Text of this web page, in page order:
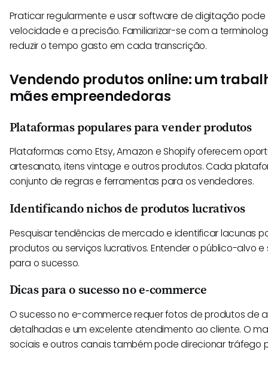
Praticar regularmente e usar software de digitação
velocidade e a precisão. Familiarizar-se com a
reduzir o tempo gasto em cada transcrição.
Vendendo produtos online: um
mães empreendedoras
Plataformas populares para vender produtos
Plataformas como Etsy, Amazon e Shopify oferecem
artesanato, itens vintage e outros produtos. Cada
conjunto de regras e ferramentas para os vendedores.
Identificando nichos de produtos lucrativos
Pesquisar tendências de mercado e identificar lacunas
produtos ou serviços lucrativos. Entender o público-alvo
para o sucesso.
Dicas para o sucesso no e-commerce
O sucesso no e-commerce requer fotos de produtos de
detalhadas e um excelente atendimento ao cliente. O
sociais e outros canais também pode direcionar tráfego